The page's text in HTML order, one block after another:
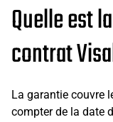
Quelle est
contrat
La garantie couvre
compter de la date